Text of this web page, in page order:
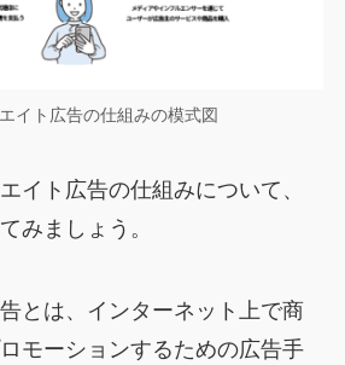
イト広告の仕組みの模式図
イト広告の仕組みについて、
みましょう。
とは、インターネット上で商
モーションするための広告手